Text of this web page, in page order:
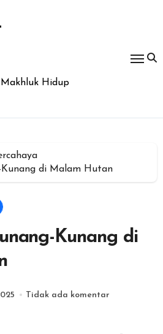
Hidup
di Malam Hutan
Kunang di
Tidak ada komentar